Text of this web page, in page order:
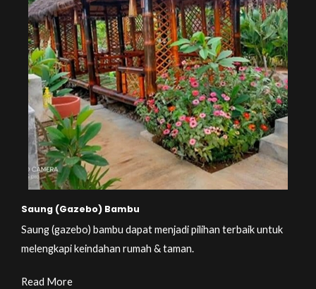
Saung (Gazebo) Bambu
Saung (gazebo) bambu dapat menjadi pilihan terbaik untuk
melengkapi keindahan rumah & taman.
Read More